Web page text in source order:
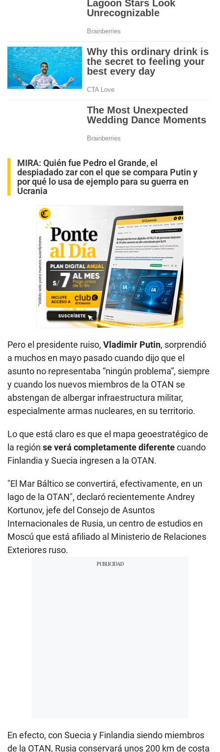
MIRA: Quién fue Pedro el Grande, el
despiadado zar con el que se compara Putin y
por qué lo usa de ejemplo para su guerra en
Ucrania
Pero el presidente ruiso, Vladimir Putin, sorprendió
a muchos en mayo pasado cuando dijo que el
asunto no representaba “ningún problema”, siempre
y cuando los nuevos miembros de la OTAN se
abstengan de albergar infraestructura militar,
especialmente armas nucleares, en su territorio.
Lo que está claro es que el mapa geoestratégico de
la región se verá completamente diferentecuando
Finlandia y Suecia ingresen a la OTAN.
"El Mar Báltico se convertirá, efectivamente, en un
lago de la OTAN", declaró recientemente Andrey
Kortunov, jefe del Consejo de Asuntos
Internacionales de Rusia, un centro de estudios en
Moscú que está afiliado al Ministerio de Relaciones
Exteriores ruso.
En efecto, con Suecia y Finlandia siendo miembros
de la OTAN, Rusia conservará unos 200 km de costa